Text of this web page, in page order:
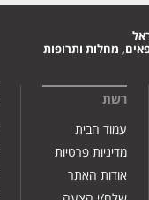
מחלות ותרופות
רשת
עמוד הבית
מדיניות פרטיות
אודות האתר